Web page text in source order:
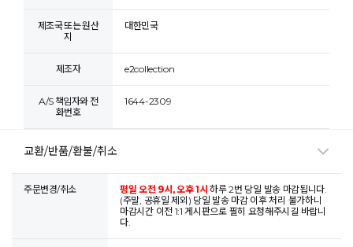
제조국 또는 원산
지
대한민국
제조자 e2collection
A/S 책임자와 전
화번호
1644-2309
교환/반품/환불/취소
주문변경/취소 평일 오전 9시, 오후 1시하루 2번 당일 발송 마감됩니다.
(주말, 공휴일 제외) 당일 발송 마감 이후 처리 불가하니
마감시간 이전 1:1 게시판으로 필히 요청해주시길 바랍니
다.